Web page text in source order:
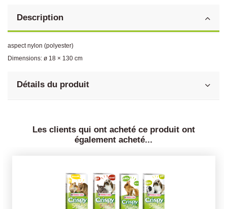
Description
aspect nylon (polyester)
Dimensions: ø 18 × 130 cm
Détails du produit
Les clients qui ont acheté ce produit ont
également acheté...